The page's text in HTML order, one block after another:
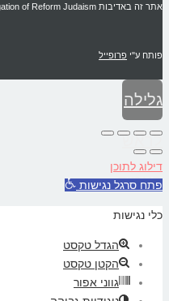
אתר זה באדיבות Congregation of Reform Judaism, אורלנדו, פלורידה
פותח ע"י פרופייל
גלילה
לראש
העמוד
דילוג לתוכן
פתח סרגל נגישות
כלי נגישות
הגדל טקסט
הקטן טקסט
גווני אפור